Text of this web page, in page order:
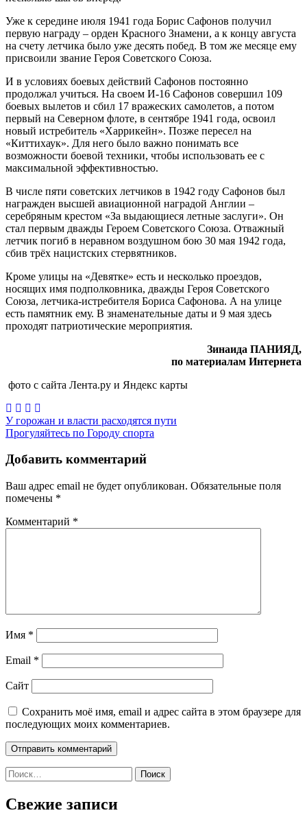
Уже к середине июля 1941 года Борис Сафонов получил
первую награду – орден Красного Знамени, а к концу августа
на счету летчика было уже десять побед. В том же месяце ему
присвоили звание Героя Советского Союза.
И в условиях боевых действий Сафонов постоянно
продолжал учиться. На своем И-16 Сафонов совершил 109
боевых вылетов и сбил 17 вражеских самолетов, а потом
первый на Северном флоте, в сентябре 1941 года, освоил
новый истребитель «Харрикейн». Позже пересел на
«Киттихаук». Для него было важно понимать все
возможности боевой техники, чтобы использовать ее с
максимальной эффективностью.
В числе пяти советских летчиков в 1942 году Сафонов был
награжден высшей авиационной наградой Англии –
серебряным крестом «За выдающиеся летные заслуги». Он
стал первым дважды Героем Советского Союза. Отважный
летчик погиб в неравном воздушном бою 30 мая 1942 года,
сбив трёх нацистских стервятников.
Кроме улицы на «Девятке» есть и несколько проездов,
носящих имя подполковника, дважды Героя Советского
Союза, летчика-истребителя Бориса Сафонова. А на улице
есть памятник ему. В знаменательные даты и 9 мая здесь
проходят патриотические мероприятия.
Зинаида ПАНИЯД,
по материалам Интернета
фото с сайта Лента.ру и Яндекс карты
Навигация
по
записям
У горожан и власти расходятся пути
Прогуляйтесь по Городу спорта
Добавить комментарий
Ваш адрес email не будет опубликован. Обязательные поля
помечены *
Комментарий *
Имя *
Email *
Сайт
Сохранить моё имя, email и адрес сайта в этом браузере для
последующих моих комментариев.
Найти:
Свежие записи